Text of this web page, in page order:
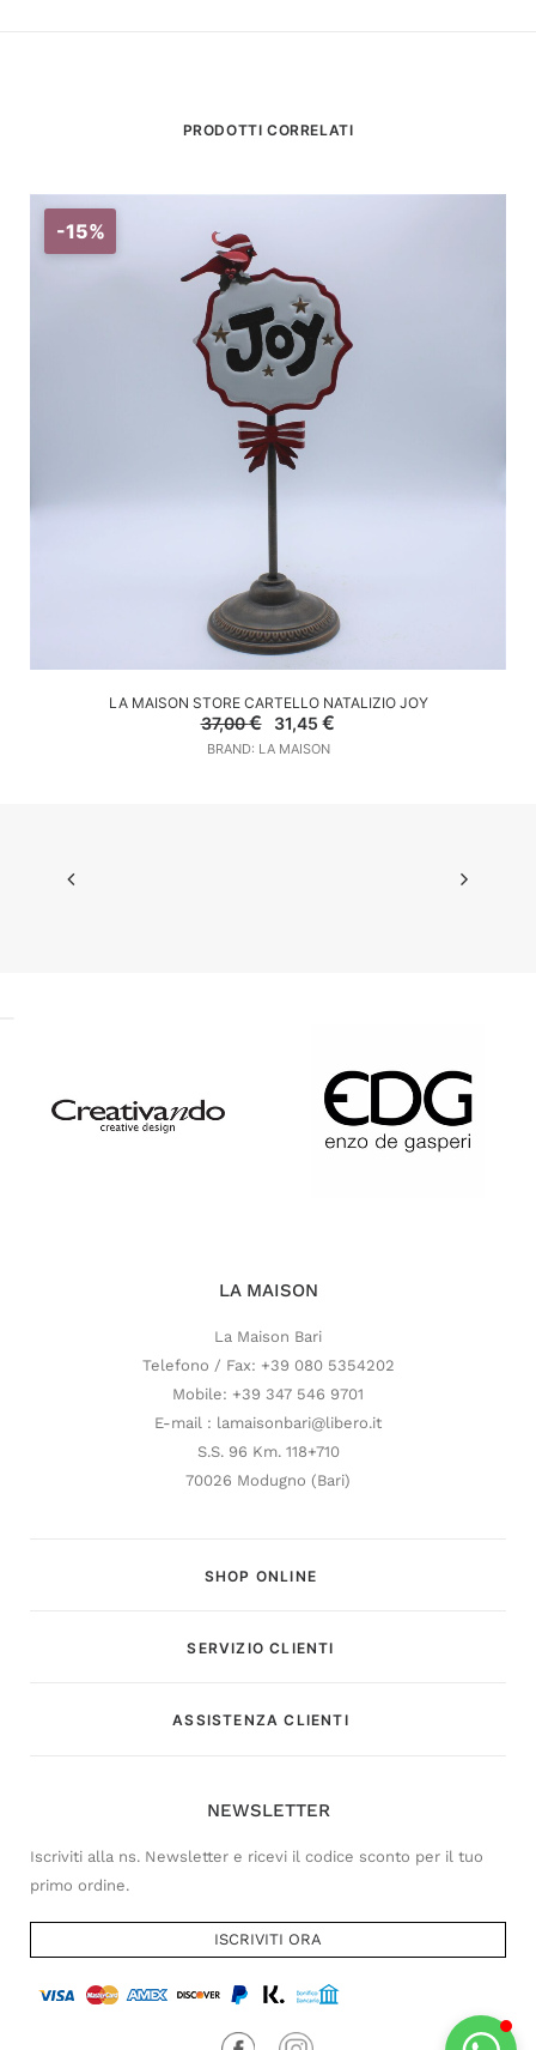
PRODOTTI CORRELATI
-15%
AGGIUNGI AL CARRELLO
LA MAISON STORE CARTELLO NATALIZIO JOY
37,00€
Il
prezzo
originale
31,45€
BRAND: LA MAISON
LA MAISON
La Maison Bari
Telefono / Fax: +39 080 5354202
Mobile: +39 347 546 9701
E-mail : lamaisonbari@libero.it
S.S. 96 Km. 118+710
70026 Modugno (Bari)
SHOP ONLINE
SERVIZIO CLIENTI
ASSISTENZA CLIENTI
NEWSLETTER
Iscriviti alla ns. Newsletter e ricevi il codice sconto per il tuo
primo ordine.
ISCRIVITI ORA
Customer Service